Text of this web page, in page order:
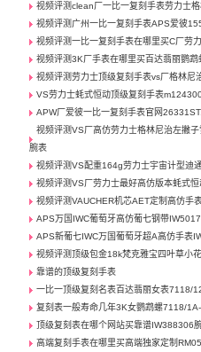
视频评测clean厂一比一复刻手表劳力士
视频评测广州一比一复刻手表APS爱彼
视频评测一比一复刻手表在哪里买C厂劳
视频评测3K厂手表在哪里买百达翡丽鹦
视频评测劳力士顶级复刻手表vs厂格林
VS劳力士蚝式恒动顶级复刻手表
APW厂爱彼一比一复刻手表官网
视频评测VS厂高仿劳力士格林尼治左撇
腕表
视频评测VS配重164g劳力士宇宙计型迪
视频评测VS厂劳力士最好高仿版本蚝式
视频评测VAUCHER机芯AET定制高仿手
APS万国IWC葡萄牙高仿葡七钢带
APS新葡七IWC万国葡萄牙超A高仿手表
视频评测顶级包金18k梵克雅宝四叶草小
靠谱的顶级复刻手表
一比一顶级复刻名表百达翡丽女表7118/
复刻表一般寿命几年3K女鹦鹉螺7118/1A-
顶级复刻表在哪个网站买靠谱IW388306
高端复刻手表在哪里买高端独家定制